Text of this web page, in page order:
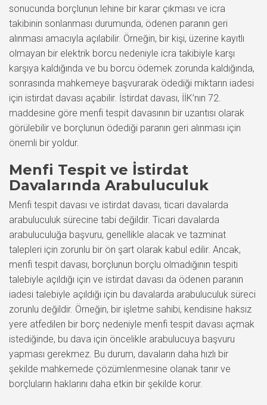
sonucunda borçlunun lehine bir karar çıkması ve icra
takibinin sonlanması durumunda, ödenen paranın geri
alınması amacıyla açılabilir. Örneğin, bir kişi, üzerine kayıtlı
olmayan bir elektrik borcu nedeniyle icra takibiyle karşı
karşıya kaldığında ve bu borcu ödemek zorunda kaldığında,
sonrasında mahkemeye başvurarak ödediği miktarın iadesi
için istirdat davası açabilir. İstirdat davası, İİK’nın 72.
maddesine göre menfi tespit davasının bir uzantısı olarak
görülebilir ve borçlunun ödediği paranın geri alınması için
önemli bir yoldur.
Menfi Tespit ve İstirdat
Davalarında Arabuluculuk
Menfi tespit davası ve istirdat davası, ticari davalarda
arabuluculuk sürecine tabi değildir. Ticari davalarda
arabuluculuğa başvuru, genellikle alacak ve tazminat
talepleri için zorunlu bir ön şart olarak kabul edilir. Ancak,
menfi tespit davası, borçlunun borçlu olmadığının tespiti
talebiyle açıldığı için ve istirdat davası da ödenen paranın
iadesi talebiyle açıldığı için bu davalarda arabuluculuk süreci
zorunlu değildir. Örneğin, bir işletme sahibi, kendisine haksız
yere atfedilen bir borç nedeniyle menfi tespit davası açmak
istediğinde, bu dava için öncelikle arabulucuya başvuru
yapması gerekmez. Bu durum, davaların daha hızlı bir
şekilde mahkemede çözümlenmesine olanak tanır ve
borçluların haklarını daha etkin bir şekilde korur.